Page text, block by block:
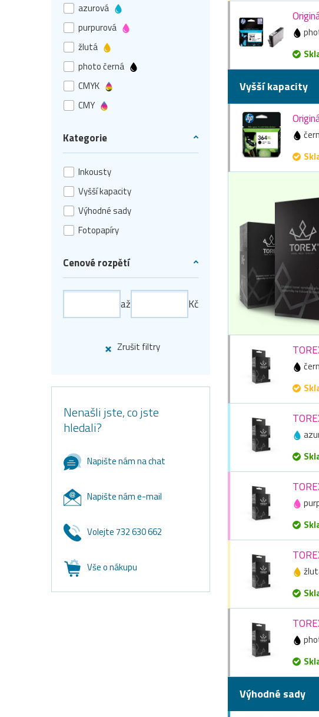
azurová
purpurová
žlutá
photo černá
CMYK
CMY
Kategorie
Inkousty
Vyšší kapacity
Výhodné sady
Fotopapíry
Cenové rozpětí
až Kč
Zrušit filtry
Nenašli jste, co jste
hledali?
Napište nám na chat
Napište nám e-mail
Volejte 732 630 662
Vše o nákupu
Vyšší kapacity
Výhodné sady